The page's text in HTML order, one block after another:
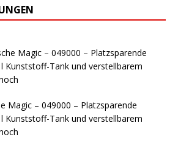
Magic – 049000 – Platzsparende
Kunststoff-Tank und verstellbarem